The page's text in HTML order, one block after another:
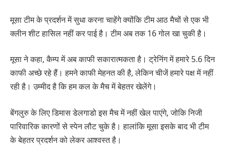
मूसा टीम के प्रदर्शन में सुधा करना चाहेंगे क्योंकि टीम आठ मैचों से एक भी
क्लीन शीट हासिल नहीं कर पाई है। टीम अब तक 16 गोल खा चुकी है।
मूसा ने कहा, कैम्प में अब काफी सकारात्मकता है। ट्रेनिंग में हमारे 5.6 दिन
काफी अच्छे रहे हैं। हमने काफी मेहनत की है, लेकिन चीजें हमारे पक्ष में नहीं
रही है। उम्मीद है कि हम कल के मैच में बेहतर खेलेंगे।
बेंगलुरु के लिए डिमास डेलगाडो इस मैच में नहीं खेल पाएंगे, जोकि निजी
पारिवारिक कारणों से स्पेन लौट चुके है। हालांकि मूसा इसके बाद भी टीम
के बेहतर प्रदर्शन को लेकर आश्वस्त है।